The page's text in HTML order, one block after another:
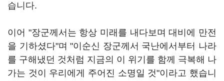
습니다.
이어 "장군께서는 항상 미래를 내다보며 대비에 만전
을 기하셨다"며 "이순신 장군께서 국난에서부터 나라
를 구해냈던 것처럼 지금의 이 위기를 함께 극복해 나
가는 것이 우리에게 주어진 소명일 것"이라고 했습니